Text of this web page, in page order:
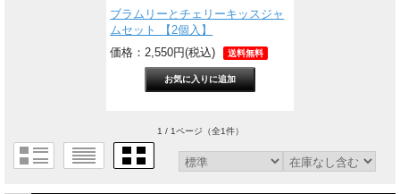
ブラムリーとチェリーキッスジャ
ムセット 【2個入】
価格：2,550円(税込)
送料無料
1 / 1ページ （全1件）